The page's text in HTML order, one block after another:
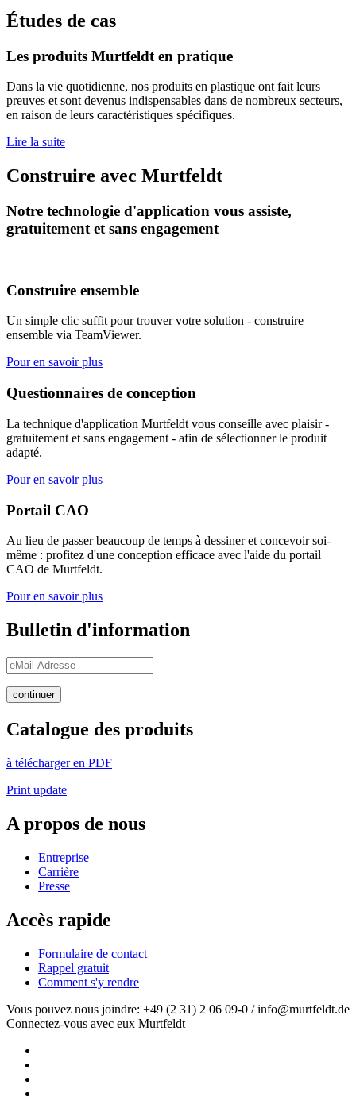
Études de cas
Les produits Murtfeldt en pratique
Dans la vie quotidienne, nos produits en plastique ont fait leurs
preuves et sont devenus indispensables dans de nombreux secteurs,
en raison de leurs caractéristiques spécifiques.
Lire la suite
Construire avec Murtfeldt
Notre technologie d'application vous assiste,
gratuitement et sans engagement
Construire ensemble
Un simple clic suffit pour trouver votre solution - construire
ensemble via TeamViewer.
Pour en savoir plus
Questionnaires de conception
La technique d'application Murtfeldt vous conseille avec plaisir -
gratuitement et sans engagement - afin de sélectionner le produit
adapté.
Pour en savoir plus
Portail CAO
Au lieu de passer beaucoup de temps à dessiner et concevoir soi-
même : profitez d'une conception efficace avec l'aide du portail
CAO de Murtfeldt.
Pour en savoir plus
Bulletin d'information
continuer
Catalogue des produits
à télécharger en PDF
Print update
A propos de nous
Entreprise
Carrière
Presse
Accès rapide
Formulaire de contact
Rappel gratuit
Comment s'y rendre
Vous pouvez nous joindre: +49 (2 31) 2 06 09-0 / info@murtfeldt.de
Connectez-vous avec eux Murtfeldt